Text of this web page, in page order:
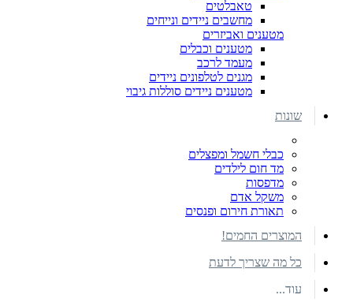
טאבלטים
מחשבים ניידים ונייחים
מטענים ואביזרים
מטענים וכבלים
מעמד לרכב
מגנים לטלפונים ניידים
מטענים ניידים סוללות גיבוי
שונות
כבלי חשמל ומפצלים
מד חום לילדים
מדפסות
משקל אדם
תאורת חירום ופנסים
המוצרים החמים!
כל מה שצריך לדעת
עוד...